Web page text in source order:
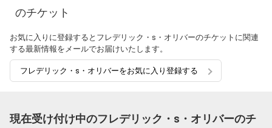
のチケット
お気に入りに登録するとフレデリック・s・オリバーのチケットに関連
する最新情報をメールでお届けいたします。
フレデリック・s・オリバーをお気に入り登録する
現在受け付け中のフレデリック・s・オリバーのチ